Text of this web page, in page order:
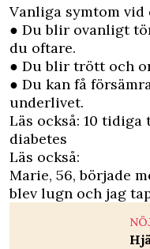
Vanliga symtom vid
● Du blir ovanligt
du oftare.
● Du blir trött och
● Du kan få
underlivet.
Läs också: 10 tidiga
diabetes
Läs också:
Marie, 56, började
blev lugn och jag